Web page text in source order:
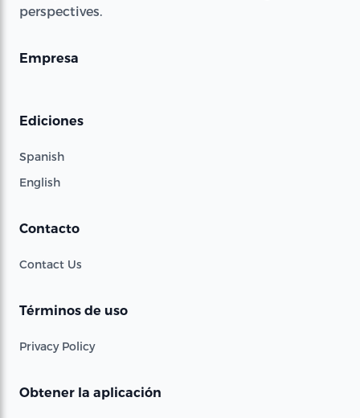
perspectives.
Empresa
Ediciones
Spanish
English
Contacto
Contact Us
Términos de uso
Privacy Policy
Obtener la aplicación